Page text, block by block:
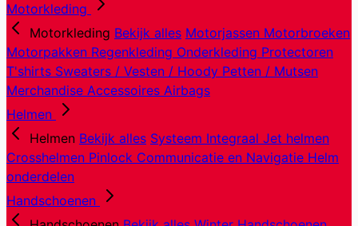
Motorkleding
Motorkleding Bekijk alles Motorjassen Motorbroeken
Motorpakken Regenkleding Onderkleding Protectoren
T'shirts Sweaters / Vesten / Hoody Petten / Mutsen
Merchandise Accessoires Airbags
Helmen
Helmen Bekijk alles Systeem Integraal Jet helmen
Crosshelmen Pinlock Communicatie en Navigatie Helm
onderdelen
Handschoenen